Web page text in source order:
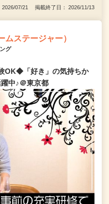
2026/07/21 掲載終了日： 2026/11/13
ステージャー）
グ
OK◆「好き」の気持ちか
中♪＠東京都